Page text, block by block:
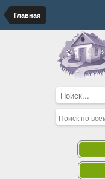
Главная